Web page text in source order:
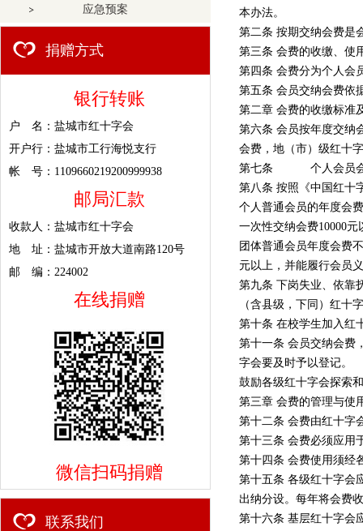
应急预案
捐赠方式
银行转账
户 名：盐城市红十字会
开户行：盐城市工行海悦支行
帐 号：1109660219200999938
邮局汇款
收款人：盐城市红十字会
地 址：盐城市开放大道南路120号
邮 编：224002
在线捐赠
微信扫码捐赠
联系我们
本办法。
第二条 按期交纳会费是
第三条 会费的收缴、使
第四条 会费分为个人会
第五条 会员交纳会费依
第二章 会费的收缴标准
第六条 会员按年度交纳
会费，地（市）级红十
第七条 个人会员会费
第八条 按照《中国红十
个人普通会员的年度会
一次性交纳会费10000
团体普通会员年度会费
元以上，并能履行会员
第九条 下岗失业、依靠
（含县级，下同）红十
第十条 在校学生加入红
第十一条 会员交纳会费
字会要及时予以登记。
鼓励各级红十字会探索
第三章 会费的管理与使
第十二条 会费由红十字
第十三条 会费必须应用
第十四条 会费使用须经
第十五条 各级红十字会
出纳分设。每年将会费
第十六条 基层红十字会